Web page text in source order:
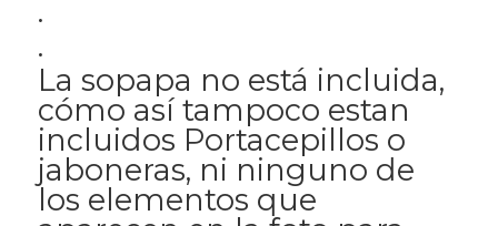
.
.
La sopapa no está incluida,
cómo así tampoco estan
incluidos Portacepillos o
jaboneras, ni ninguno de
los elementos que